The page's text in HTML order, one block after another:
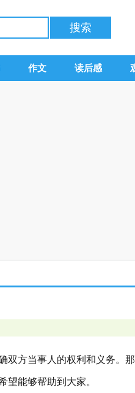
作文 读后感
双方当事人的权利和义务。
望能够帮助到大家。